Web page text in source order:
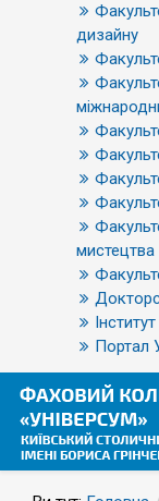
дизайну
мистецтва
Портал